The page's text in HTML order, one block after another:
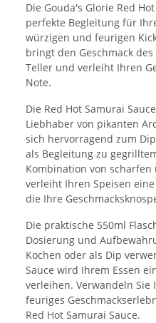
Die Gouda's Glorie Red
perfekte Begleitung für
würzigen und feurigen
bringt den Geschmack
Teller und verleiht Ihren
Note.
Die Red Hot Samurai
Liebhaber von pikanten
sich hervorragend zum
als Begleitung zu
Kombination von
verleiht Ihren Speisen
die Ihre
Die praktische 550ml
Dosierung und
Kochen oder als Dip
Sauce wird Ihrem Essen
verleihen. Verwandeln
feuriges
Red Hot Samurai Sauce.